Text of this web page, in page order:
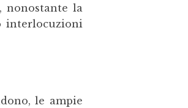
nonostante la
interlocuzioni
le ampie